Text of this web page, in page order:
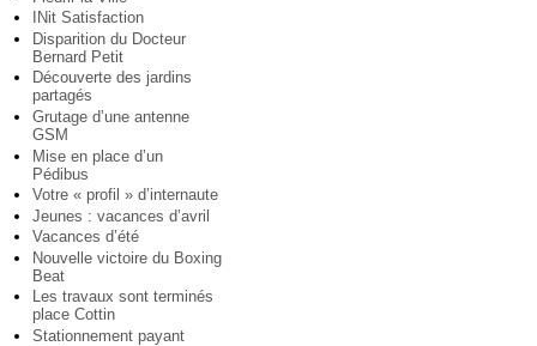
INit Satisfaction
Disparition du Docteur
Bernard Petit
Découverte des jardins
partagés
Grutage d’une antenne
GSM
Mise en place d’un
Pédibus
Votre « profil » d’internaute
Jeunes : vacances d’avril
Vacances d’été
Nouvelle victoire du Boxing
Beat
Les travaux sont terminés
place Cottin
Stationnement payant